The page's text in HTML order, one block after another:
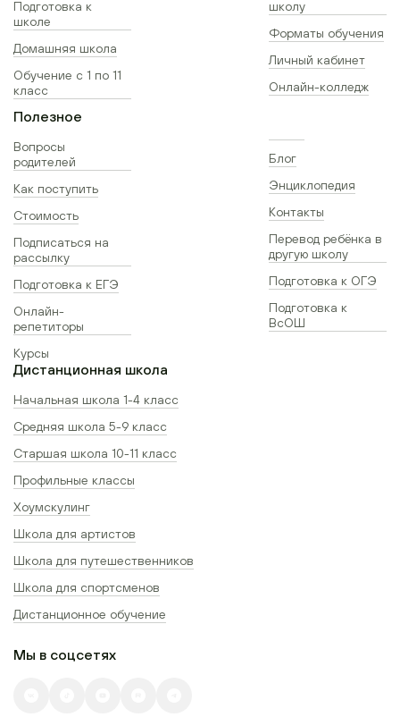
Подготовка к
школе
Домашняя школа
Обучение с 1 по 11
класс
школу
Форматы обучения
Личный кабинет
Онлайн-колледж
Полезное
Вопросы
родителей
Как поступить
Стоимость
Подписаться на
рассылку
Подготовка к ЕГЭ
Онлайн-
репетиторы
Курсы
Блог
Энциклопедия
Контакты
Перевод ребёнка в
другую школу
Подготовка к ОГЭ
Подготовка к
ВсОШ
Дистанционная школа
Начальная школа 1-4 класс
Средняя школа 5-9 класс
Старшая школа 10-11 класс
Профильные классы
Хоумскулинг
Школа для артистов
Школа для путешественников
Школа для спортсменов
Дистанционное обучение
Мы в соцсетях